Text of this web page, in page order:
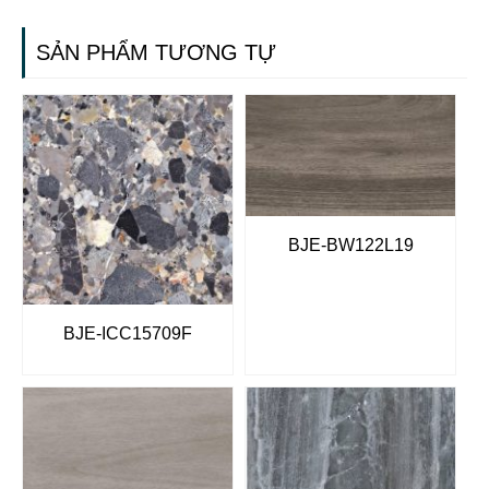
SẢN PHẨM TƯƠNG TỰ
BJE-ICC15709F
BJE-BW122L19